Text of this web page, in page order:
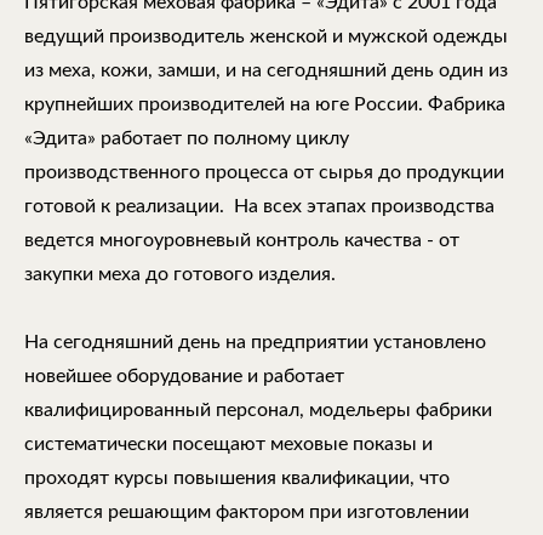
ведущий производитель женской и мужской одежды
из меха, кожи, замши, и на сегодняшний день один из
крупнейших производителей на юге России. Фабрика
«Эдита» работает по полному циклу
производственного процесса от сырья до продукции
готовой к реализации. На всех этапах производства
ведется многоуровневый контроль качества - от
закупки меха до готового изделия.
На сегодняшний день на предприятии установлено
новейшее оборудование и работает
квалифицированный персонал, модельеры фабрики
систематически посещают меховые показы и
проходят курсы повышения квалификации, что
является решающим фактором при изготовлении